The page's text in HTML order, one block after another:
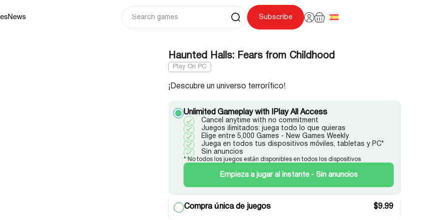
News Subscribe
Haunted Halls: Fears from Childhood
Play On PC
Unlimited Gameplay with IPlay All Access
Cancel anytime with no commitment
Juegos ilimitados: juega todo lo que quieras
Elige entre 5,000 Games - New Games Weekly
Juega en todos tus dispositivos móviles, tabletas y PC*
Sin anuncios
* No todos los juegos están disponibles en todos los dispositivos
Empieza a jugar al instante - Sin anuncios
Compra única de juegos $9.99
¡Descubre un universo terrorífico!